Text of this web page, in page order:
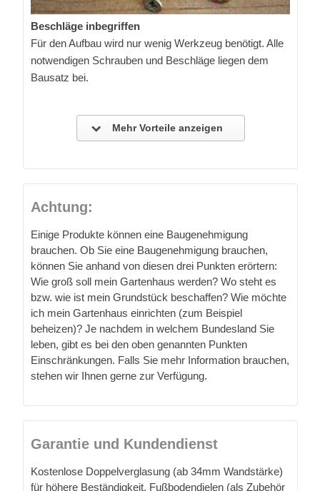
Beschläge inbegriffen
Für den Aufbau wird nur wenig Werkzeug benötigt. Alle
notwendigen Schrauben und Beschläge liegen dem
Bausatz bei.
Mehr Vorteile anzeigen
Achtung:
Einige Produkte können eine Baugenehmigung
brauchen. Ob Sie eine Baugenehmigung brauchen,
können Sie anhand von diesen drei Punkten erörtern:
Wie groß soll mein Gartenhaus werden? Wo steht es
bzw. wie ist mein Grundstück beschaffen? Wie möchte
ich mein Gartenhaus einrichten (zum Beispiel
beheizen)? Je nachdem in welchem Bundesland Sie
leben, gibt es bei den oben genannten Punkten
Einschränkungen. Falls Sie mehr Information brauchen,
stehen wir Ihnen gerne zur Verfügung.
Garantie und Kundendienst
Kostenlose Doppelverglasung (ab 34mm Wandstärke)
für höhere Beständigkeit. Fußbodendielen (als Zubehör